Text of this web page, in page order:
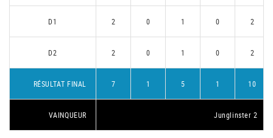
D1 2 0 1 0 2
D2 2 0 1 0 2
RÉSULTAT FINAL 7 1 5 1 10
VAINQUEUR Junglinster 2